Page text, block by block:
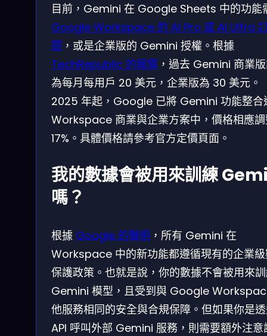
目前，Gemini 在 Google Sheets 中的功能
Google Workspace 的 AI Pro 或 AI Ultra
閱 ，或是企業版的 Gemini 授權。根據
TechRepublic 的報導 ，過去 Gemini 商業
為每月每用戶 20 美元，企業版為 30 美元。
2025 年起，Google 已將 Gemini 功能整合
Workspace 商業與企業方案中，價格相應
17%。具體價格請參考官方定價頁面。
我的數據會被用來訓練
嗎？
根據 Google 的聲明 ，所有 Gemini 在
Workspace 中的新功能都遵循現有的企業
保護政策。也就是說，你的數據不會被用來
Gemini 模型，且受到與 Google
他服務相同的安全與合規保障。但如果你是
API 呼叫外部 Gemini 服務，則需要額外注意